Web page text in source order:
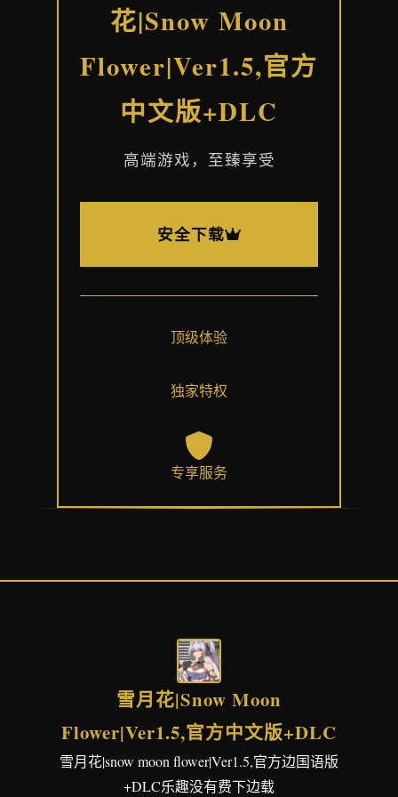
花|Snow Moon
Flower|Ver1.5,官方
中文版+DLC
高端游戏，至臻享受
安全下载
顶级体验
独家特权
专享服务
雪月花|Snow Moon
Flower|Ver1.5,官方中文版+DLC
雪月花|snow moon flower|Ver1.5,官方边国语版
+DLC乐趣没有费下边载